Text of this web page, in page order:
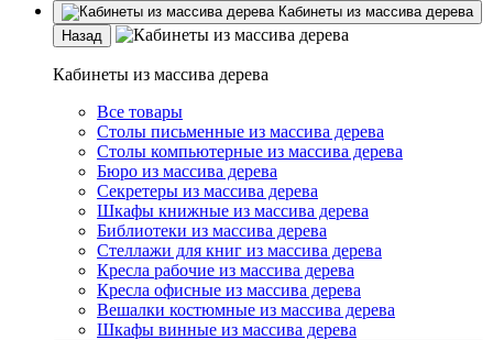
Кабинеты из массива дерева
Назад
Кабинеты из массива дерева
Все товары
Столы письменные из массива дерева
Столы компьютерные из массива дерева
Бюро из массива дерева
Секретеры из массива дерева
Шкафы книжные из массива дерева
Библиотеки из массива дерева
Стеллажи для книг из массива дерева
Кресла рабочие из массива дерева
Кресла офисные из массива дерева
Вешалки костюмные из массива дерева
Шкафы винные из массива дерева